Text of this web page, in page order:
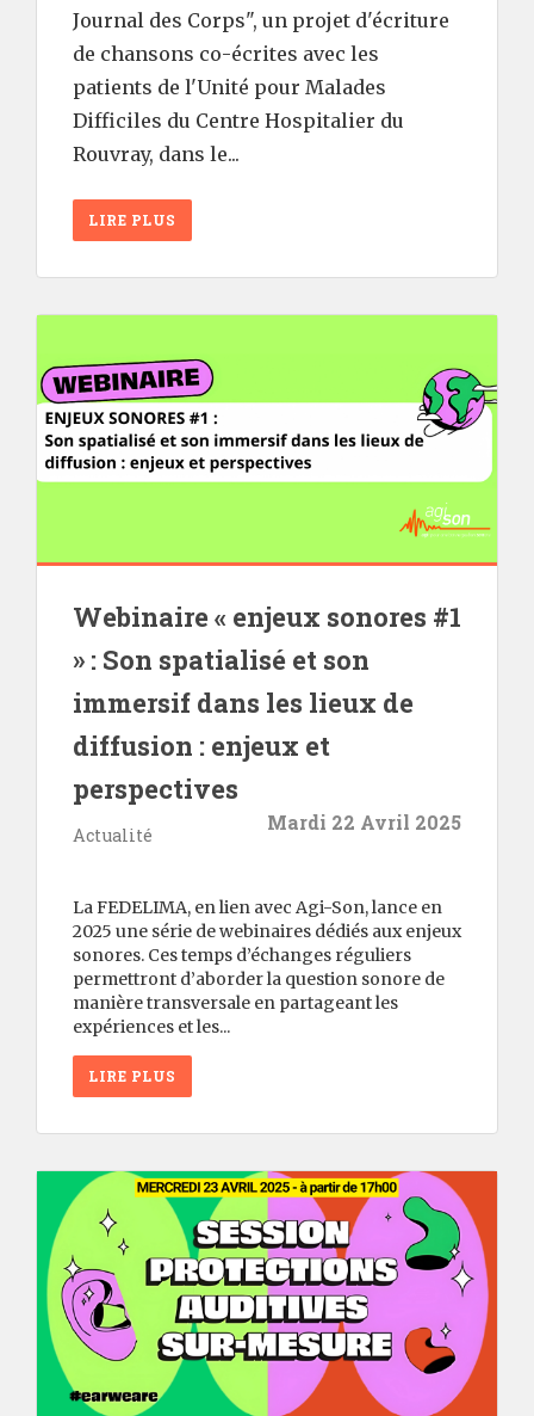
Journal des Corps", un projet d'écriture
de chansons co-écrites avec les
patients de l'Unité pour Malades
Difficiles du Centre Hospitalier du
Rouvray, dans le...
LIRE PLUS
Webinaire « enjeux sonores #1
» : Son spatialisé et son
immersif dans les lieux de
diffusion : enjeux et
perspectives
Actualité
Mardi 22 Avril 2025
La FEDELIMA, en lien avec Agi-Son, lance en
2025 une série de webinaires dédiés aux enjeux
sonores. Ces temps d’échanges réguliers
permettront d’aborder la question sonore de
manière transversale en partageant les
expériences et les...
LIRE PLUS